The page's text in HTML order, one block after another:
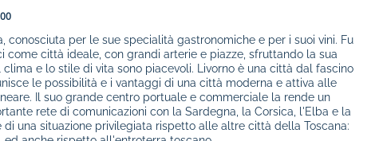
conosciuta per le sue specialità gastronomiche e per i suoi vini. Fu
come città ideale, con grandi arterie e piazze, sfruttando la sua
clima e lo stile di vita sono piacevoli. Livorno è una città dal fascino
le possibilità e i vantaggi di una città moderna e attiva alle
Il suo grande centro portuale e commerciale la rende un
rete di comunicazioni con la Sardegna, la Corsica, l'Elba e la
di una situazione privilegiata rispetto alle altre città della Toscana: